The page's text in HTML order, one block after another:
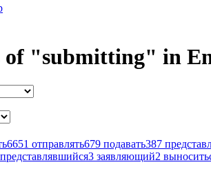
of "submitting" in
6651 отправлять679 подавать387
представлявшийся3 заявляющий2